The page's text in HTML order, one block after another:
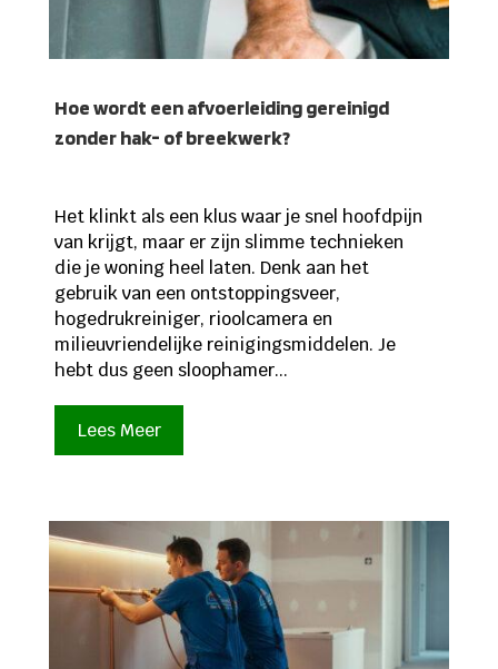
Hoe wordt een afvoerleiding gereinigd
zonder hak- of breekwerk?
Het klinkt als een klus waar je snel hoofdpijn
van krijgt, maar er zijn slimme technieken
die je woning heel laten. Denk aan het
gebruik van een ontstoppingsveer,
hogedrukreiniger, rioolcamera en
milieuvriendelijke reinigingsmiddelen. Je
hebt dus geen sloophamer...
Lees Meer